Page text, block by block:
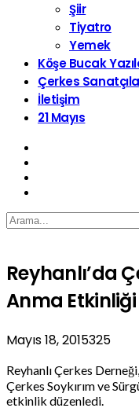
Şiir
Tiyatro
Yemek
Köşe Bucak
Çerkes
İletişim
21 Mayıs
Reyhanlı’da
Anma Etkinliği
Mayıs 18, 2015325
Reyhanlı Çerkes
Çerkes Soykırım ve
etkinlik düzenledi.